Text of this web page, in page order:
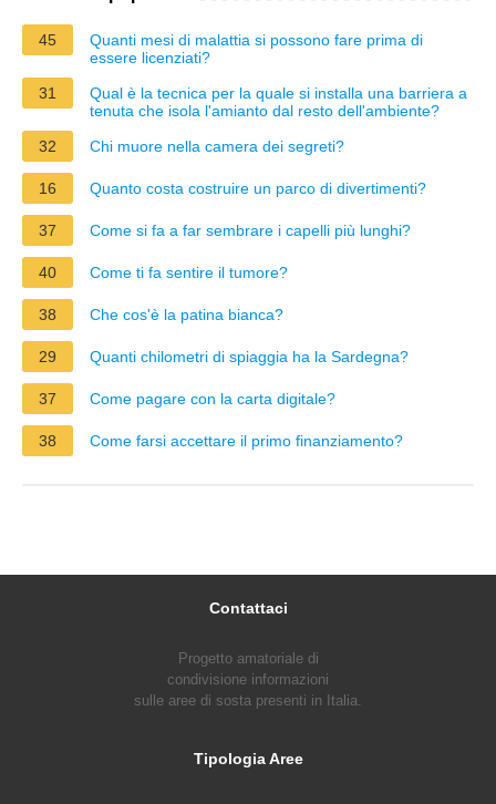
45
Quanti mesi di malattia si possono fare prima di
essere licenziati?
31
Qual è la tecnica per la quale si installa una barriera a
tenuta che isola l'amianto dal resto dell'ambiente?
32
Chi muore nella camera dei segreti?
16 Quanto costa costruire un parco di divertimenti?
37 Come si fa a far sembrare i capelli più lunghi?
40 Come ti fa sentire il tumore?
38 Che cos'è la patina bianca?
29 Quanti chilometri di spiaggia ha la Sardegna?
37 Come pagare con la carta digitale?
38 Come farsi accettare il primo finanziamento?
Contattaci
Progetto amatoriale di
condivisione informazioni
sulle aree di sosta presenti in Italia.
Tipologia Aree